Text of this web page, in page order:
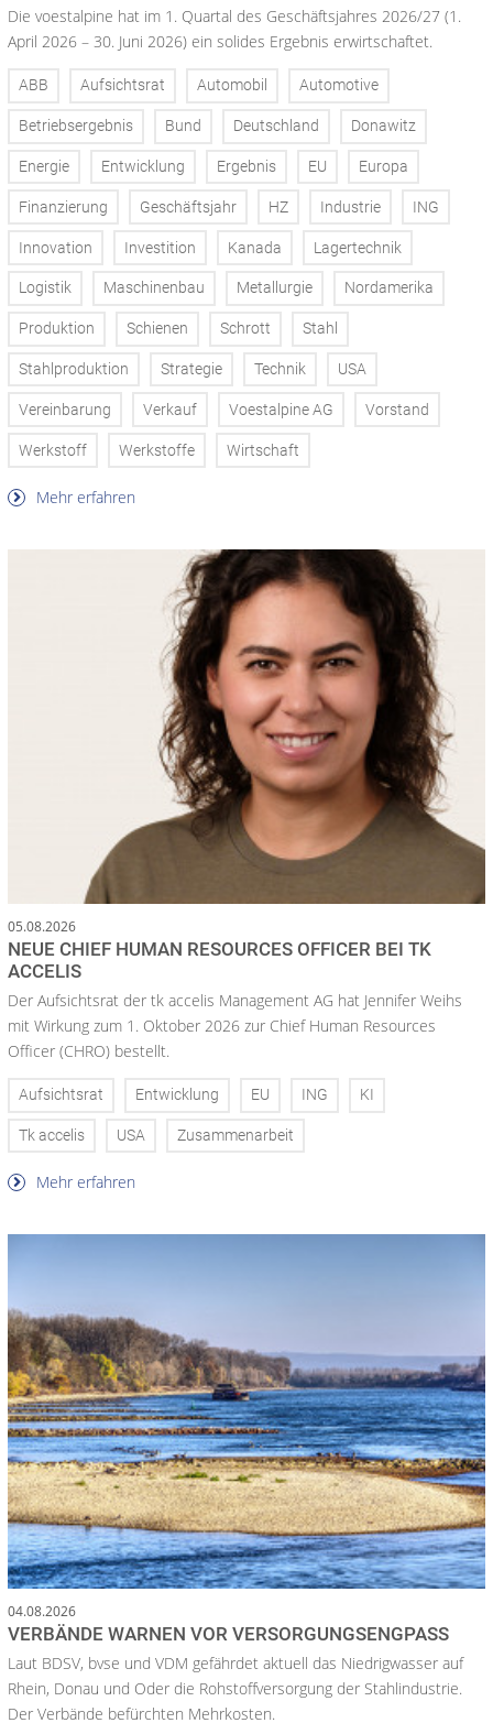
Die voestalpine hat im 1. Quartal des Geschäftsjahres 2026/27 (1.
April 2026 – 30. Juni 2026) ein solides Ergebnis erwirtschaftet.
ABB Aufsichtsrat Automobil Automotive
Betriebsergebnis Bund Deutschland Donawitz
Energie Entwicklung Ergebnis EU Europa
Finanzierung Geschäftsjahr HZ Industrie ING
Innovation Investition Kanada Lagertechnik
Logistik Maschinenbau Metallurgie Nordamerika
Produktion Schienen Schrott Stahl
Stahlproduktion Strategie Technik USA
Vereinbarung Verkauf Voestalpine AG Vorstand
Werkstoff Werkstoffe Wirtschaft
Mehr erfahren
05.08.2026
NEUE CHIEF HUMAN RESOURCES OFFICER BEI TK
ACCELIS
Der Aufsichtsrat der tk accelis Management AG hat Jennifer Weihs
mit Wirkung zum 1. Oktober 2026 zur Chief Human Resources
Officer (CHRO) bestellt.
Aufsichtsrat Entwicklung EU ING KI
Tk accelis USA Zusammenarbeit
Mehr erfahren
04.08.2026
VERBÄNDE WARNEN VOR VERSORGUNGSENGPASS
Laut BDSV, bvse und VDM gefährdet aktuell das Niedrigwasser auf
Rhein, Donau und Oder die Rohstoffversorgung der Stahlindustrie.
Der Verbände befürchten Mehrkosten.